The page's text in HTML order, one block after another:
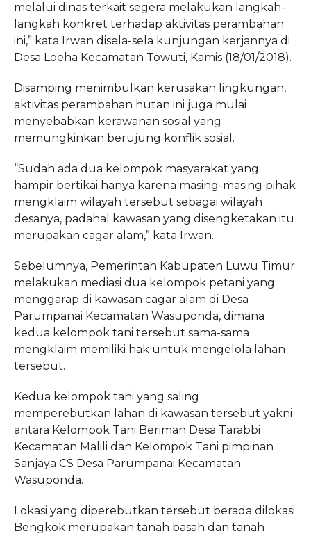
melalui dinas terkait segera melakukan langkah-
langkah konkret terhadap aktivitas perambahan
ini,” kata Irwan disela-sela kunjungan kerjannya di
Desa Loeha Kecamatan Towuti, Kamis (18/01/2018).
Disamping menimbulkan kerusakan lingkungan,
aktivitas perambahan hutan ini juga mulai
menyebabkan kerawanan sosial yang
memungkinkan berujung konflik sosial.
“Sudah ada dua kelompok masyarakat yang
hampir bertikai hanya karena masing-masing pihak
mengklaim wilayah tersebut sebagai wilayah
desanya, padahal kawasan yang disengketakan itu
merupakan cagar alam,” kata Irwan.
Sebelumnya, Pemerintah Kabupaten Luwu Timur
melakukan mediasi dua kelompok petani yang
menggarap di kawasan cagar alam di Desa
Parumpanai Kecamatan Wasuponda, dimana
kedua kelompok tani tersebut sama-sama
mengklaim memiliki hak untuk mengelola lahan
tersebut.
Kedua kelompok tani yang saling
memperebutkan lahan di kawasan tersebut yakni
antara Kelompok Tani Beriman Desa Tarabbi
Kecamatan Malili dan Kelompok Tani pimpinan
Sanjaya CS Desa Parumpanai Kecamatan
Wasuponda.
Lokasi yang diperebutkan tersebut berada dilokasi
Bengkok merupakan tanah basah dan tanah